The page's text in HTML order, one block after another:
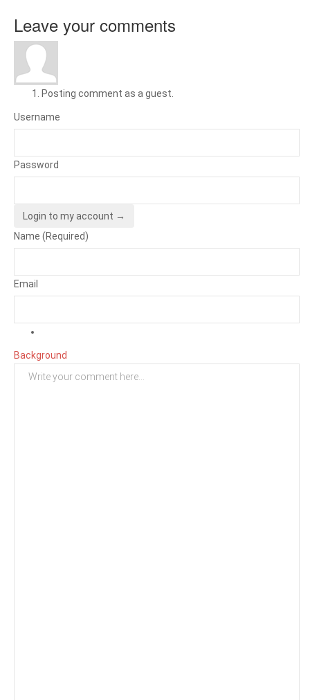
Leave your comments
Posting comment as a guest.
Username
Password
Login to my account →
Name (Required)
Email
Background